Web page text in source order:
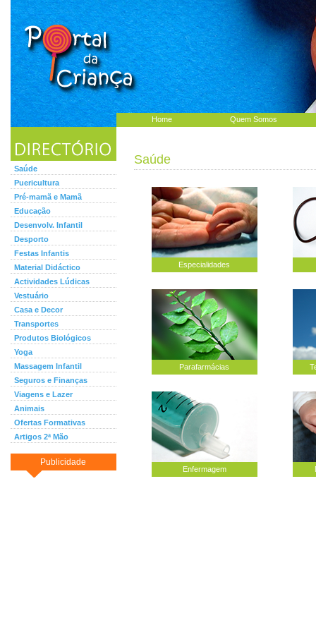
Home Quem Somos
Saúde
Puericultura
Pré-mamã e Mamã
Educação
Desenvolv. Infantil
Desporto
Festas Infantis
Material Didáctico
Actividades Lúdicas
Vestuário
Casa e Decor
Transportes
Produtos Biológicos
Yoga
Massagem Infantil
Seguros e Finanças
Viagens e Lazer
Animais
Ofertas Formativas
Artigos 2ª Mão
Publicidade
Saúde
Especialidades
Parafarmácias
Enfermagem